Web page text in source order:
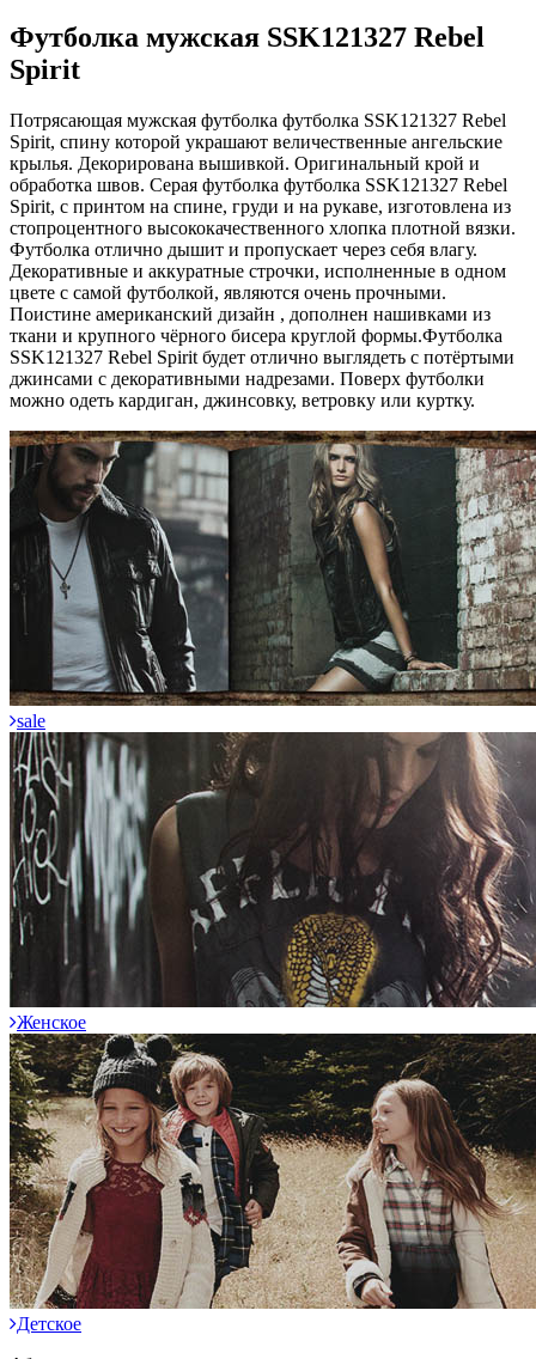
Футболка мужская SSK121327 Rebel
Spirit
Потрясающая мужская футболка футболка SSK121327 Rebel
Spirit, спину которой украшают величественные ангельские
крылья. Декорирована вышивкой. Оригинальный крой и
обработка швов. Серая футболка футболка SSK121327 Rebel
Spirit, с принтом на спине, груди и на рукаве, изготовлена из
стопроцентного высококачественного хлопка плотной вязки.
Футболка отлично дышит и пропускает через себя влагу.
Декоративные и аккуратные строчки, исполненные в одном
цвете с самой футболкой, являются очень прочными.
Поистине американский дизайн , дополнен нашивками из
ткани и крупного чёрного бисера круглой формы.Футболка
SSK121327 Rebel Spirit будет отлично выглядеть с потёртыми
джинсами с декоративными надрезами. Поверх футболки
можно одеть кардиган, джинсовку, ветровку или куртку.
sale
Женское
Детское